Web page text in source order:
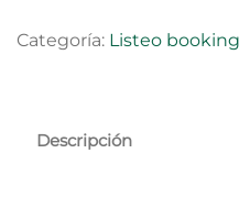
Categoría: Listeo booking
Descripción